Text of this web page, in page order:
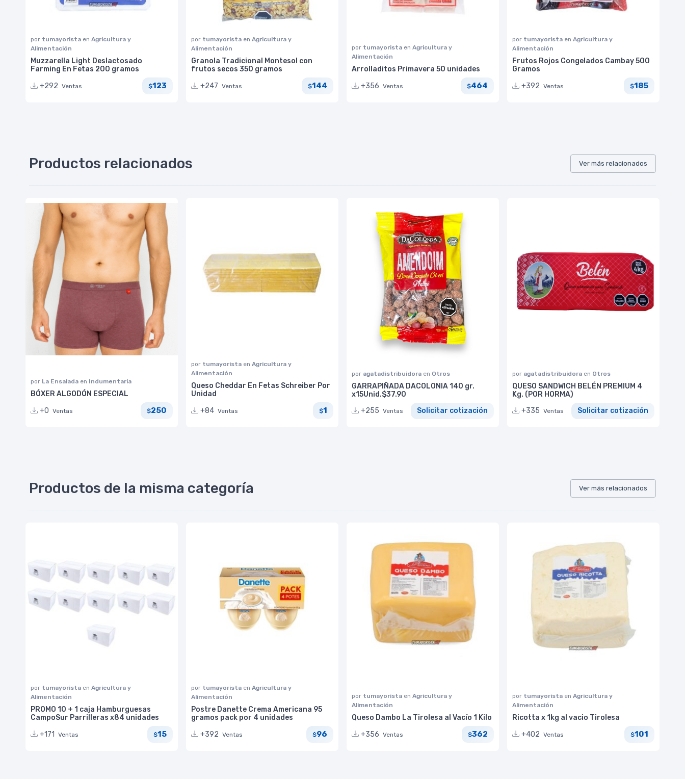
por tumayorista en Agricultura y
Alimentación
Muzzarella Light Deslactosado
Farming En Fetas 200 gramos
+292 Ventas $123
por tumayorista en Agricultura y
Alimentación
Granola Tradicional Montesol con
frutos secos 350 gramos
+247 Ventas $144
por tumayorista en Agricultura y
Alimentación
Arrolladitos Primavera 50 unidades
+356 Ventas $464
por tumayorista en Agricultura y
Alimentación
Frutos Rojos Congelados Cambay 500
Gramos
+392 Ventas $185
Productos relacionados Ver más relacionados
por La Ensalada en Indumentaria
BÓXER ALGODÓN ESPECIAL
+0 Ventas $250
por tumayorista en Agricultura y
Alimentación
Queso Cheddar En Fetas Schreiber Por
Unidad
+84 Ventas $1
por agatadistribuidora en Otros
GARRAPIÑADA DACOLONIA 140 gr.
x15Unid.$37.90
+255 Ventas Solicitar cotización
por agatadistribuidora en Otros
QUESO SANDWICH BELÉN PREMIUM 4
Kg. (POR HORMA)
+335 Ventas Solicitar cotización
Productos de la misma categoría Ver más relacionados
por tumayorista en Agricultura y
Alimentación
PROMO 10 + 1 caja Hamburguesas
CampoSur Parrilleras x84 unidades
+171
Ventas $15
por tumayorista en Agricultura y
Alimentación
Postre Danette Crema Americana 95
gramos pack por 4 unidades
+392 Ventas $96
por tumayorista en Agricultura y
Alimentación
Queso Dambo La Tirolesa al Vacío 1 Kilo
+356 Ventas $362
por tumayorista en Agricultura y
Alimentación
Ricotta x 1kg al vacio Tirolesa
+402 Ventas $101